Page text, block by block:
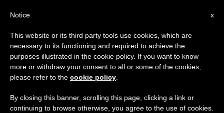
ETIQUETA
Posts Tagged ‘Camino
Necatecumenal’
×
Aviso importante
Del 27 de julio al 7 de agosto haremos la pausa
anual, aprovechando que en el periodo de verano
se generan menos informaciones y también el
x
Notice
This website or its third party tools use cookies, which are
necessary to its functioning and required to achieve the
purposes illustrated in the cookie policy. If you want to know
more or withdraw your consent to all or some of the cookies,
please refer to the cookie policy
By closing this banner, scrolling this page, clicking a link or
continuing to browse otherwise, you agree to the use of cookies.